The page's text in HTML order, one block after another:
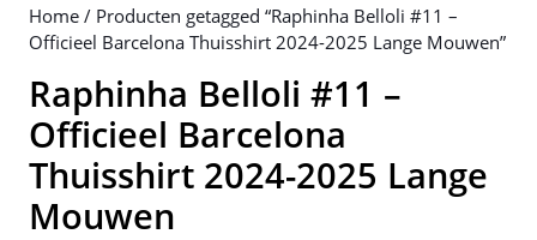
Home / Producten getagged “Raphinha Belloli #11 –
Officieel Barcelona Thuisshirt 2024-2025 Lange Mouwen”
Raphinha Belloli #11 –
Officieel Barcelona
Thuisshirt 2024-2025 Lange
Mouwen